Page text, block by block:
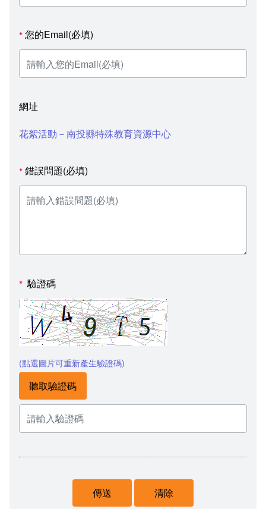
*您的Email(必填)
網址
花絮活動－南投縣特殊教育資源中心
*錯誤問題(必填)
* 驗證碼
(點選圖片可重新產生驗證碼)
聽取驗證碼